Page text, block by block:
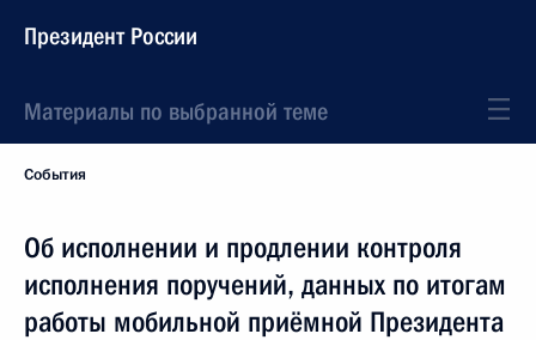
Президент России
Материалы по выбранной теме
События
Об исполнении и продлении контроля
исполнения поручений, данных по итогам
работы мобильной приёмной Президента